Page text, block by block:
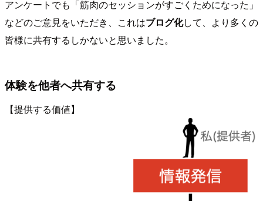
アンケートでも「筋肉のセッションがすごくためになった」
などのご意見をいただき、これはブログ化して、より多くの
皆様に共有するしかないと思いました。
体験を他者へ共有する
【提供する価値】